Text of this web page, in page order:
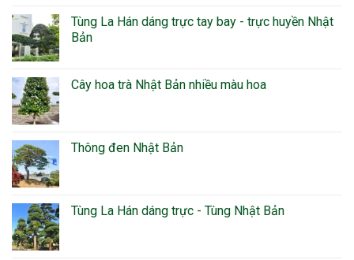
Tùng La Hán dáng trực tay bay - trực huyền Nhật
Bản
Cây hoa trà Nhật Bản nhiều màu hoa
Thông đen Nhật Bản
Tùng La Hán dáng trực - Tùng Nhật Bản